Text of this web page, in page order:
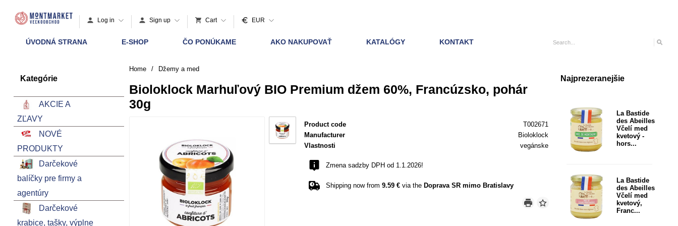
Log in Sign up Cart EUR
ÚVODNÁ STRANA E-SHOP ČO PONÚKAME AKO NAKUPOVAŤ KATALÓGY KONTAKT
Kategórie
AKCIE A
ZĽAVY
NOVÉ
PRODUKTY
Darčekové
balíčky pre firmy a
agentúry
Darčekové
krabice, tašky, výplne
Najprezeranejšie
La Bastide
des Abeilles
Včelí med
kvetový -
hors...
La Bastide
des Abeilles
Včelí med
kvetový,
Franc...
Home / Džemy a med
Bioloklock Marhuľový BIO Premium džem 60%, Francúzsko, pohár
30g
Product code
T002671
Manufacturer
Bioloklock
Vlastnosti
vegánske
Zmena sadzby DPH od 1.1.2026!
Shipping now from 9.59 €via the Doprava SR mimo Bratislavy